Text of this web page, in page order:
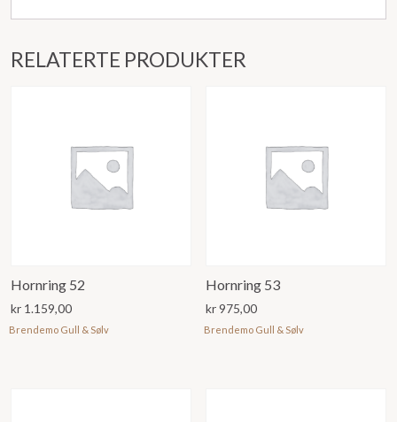
RELATERTE PRODUKTER
Hornring 52
kr 1.159,00
Brendemo Gull & Sølv
Hornring 53
kr975,00
Brendemo Gull & Sølv